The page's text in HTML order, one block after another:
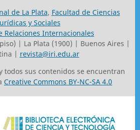
de La Plata, Facultad de Ciencias
y Sociales
Relaciones Internacionales
| La Plata (1900) | Buenos Aires |
| revista@iri.edu.ar
todos sus contenidos se encuentran
Creative Commons BY-NC-SA 4.0